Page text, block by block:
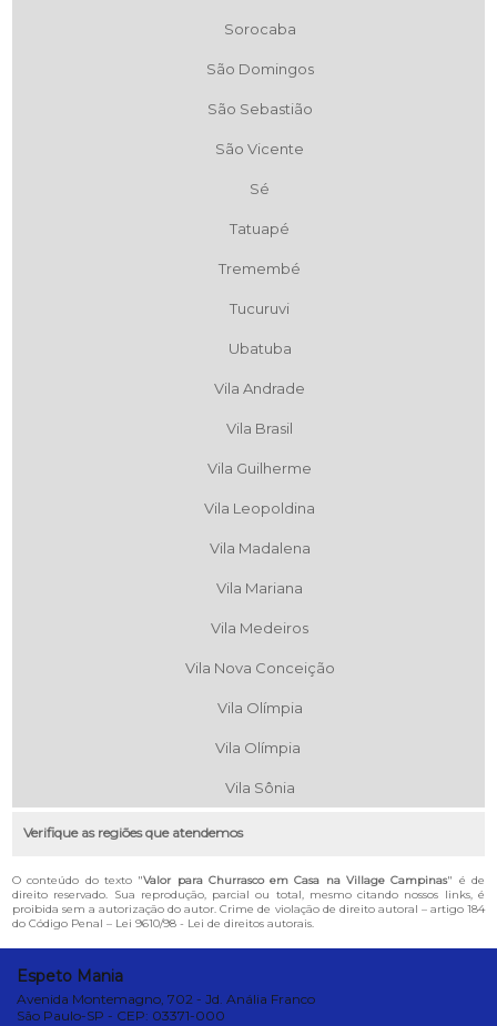
Sorocaba
São Domingos
São Sebastião
São Vicente
Sé
Tatuapé
Tremembé
Tucuruvi
Ubatuba
Vila Andrade
Vila Brasil
Vila Guilherme
Vila Leopoldina
Vila Madalena
Vila Mariana
Vila Medeiros
Vila Nova Conceição
Vila Olímpia
Vila Olímpia
Vila Sônia
Verifique as regiões que atendemos
O conteúdo do texto "Valor para Churrasco em Casa na Village Campinas" é de
direito reservado. Sua reprodução, parcial ou total, mesmo citando nossos links, é
proibida sem a autorização do autor. Crime de violação de direito autoral – artigo 184
do Código Penal – Lei 9610/98 - Lei de direitos autorais.
Espeto Mania
Avenida Montemagno, 702 - Jd. Anália Franco
São Paulo-SP - CEP: 03371-000